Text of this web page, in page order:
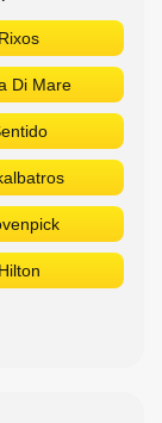
Rixos
Di Mare
Hilton